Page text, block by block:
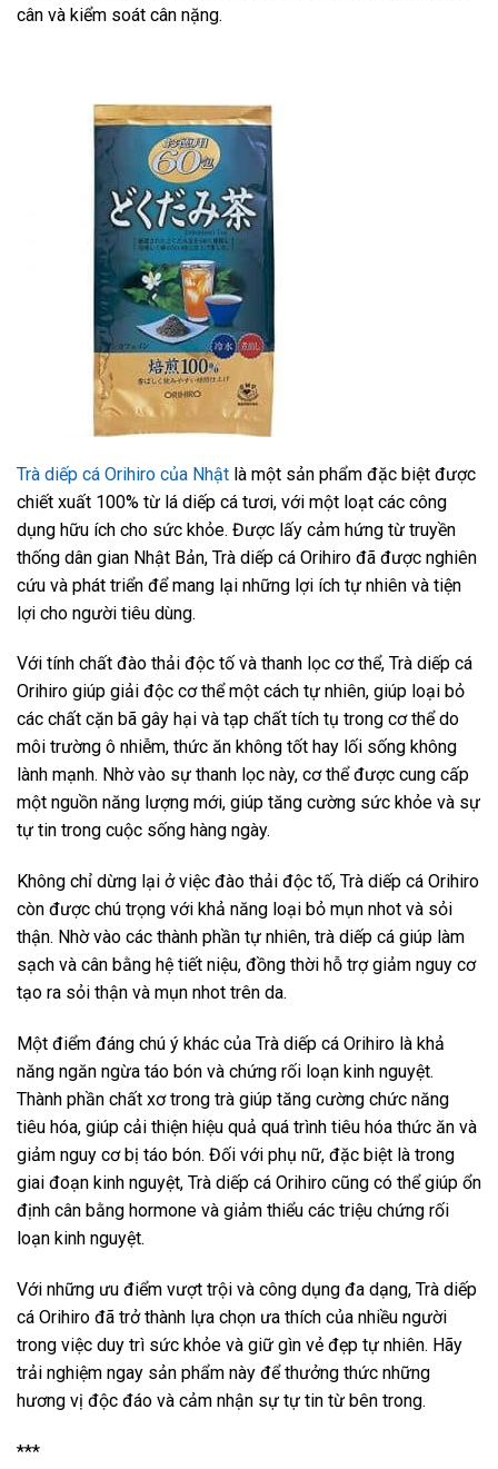
cân và kiểm soát cân nặng.
Trà diếp cá Orihiro của Nhật là một sản phẩm đặc biệt được
chiết xuất 100% từ lá diếp cá tươi, với một loạt các công
dụng hữu ích cho sức khỏe. Được lấy cảm hứng từ truyền
thống dân gian Nhật Bản, Trà diếp cá Orihiro đã được nghiên
cứu và phát triển để mang lại những lợi ích tự nhiên và tiện
lợi cho người tiêu dùng.
Với tính chất đào thải độc tố và thanh lọc cơ thể, Trà diếp cá
Orihiro giúp giải độc cơ thể một cách tự nhiên, giúp loại bỏ
các chất cặn bã gây hại và tạp chất tích tụ trong cơ thể do
môi trường ô nhiễm, thức ăn không tốt hay lối sống không
lành mạnh. Nhờ vào sự thanh lọc này, cơ thể được cung cấp
một nguồn năng lượng mới, giúp tăng cường sức khỏe và sự
tự tin trong cuộc sống hàng ngày.
Không chỉ dừng lại ở việc đào thải độc tố, Trà diếp cá Orihiro
còn được chú trọng với khả năng loại bỏ mụn nhot và sỏi
thận. Nhờ vào các thành phần tự nhiên, trà diếp cá giúp làm
sạch và cân bằng hệ tiết niệu, đồng thời hỗ trợ giảm nguy cơ
tạo ra sỏi thận và mụn nhot trên da.
Một điểm đáng chú ý khác của Trà diếp cá Orihiro là khả
năng ngăn ngừa táo bón và chứng rối loạn kinh nguyệt.
Thành phần chất xơ trong trà giúp tăng cường chức năng
tiêu hóa, giúp cải thiện hiệu quả quá trình tiêu hóa thức ăn và
giảm nguy cơ bị táo bón. Đối với phụ nữ, đặc biệt là trong
giai đoạn kinh nguyệt, Trà diếp cá Orihiro cũng có thể giúp ổn
định cân bằng hormone và giảm thiểu các triệu chứng rối
loạn kinh nguyệt.
Với những ưu điểm vượt trội và công dụng đa dạng, Trà diếp
cá Orihiro đã trở thành lựa chọn ưa thích của nhiều người
trong việc duy trì sức khỏe và giữ gìn vẻ đẹp tự nhiên. Hãy
trải nghiệm ngay sản phẩm này để thưởng thức những
hương vị độc đáo và cảm nhận sự tự tin từ bên trong.
***